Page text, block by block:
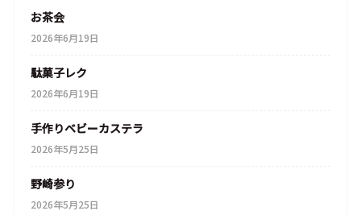
お茶会
2026年6月19日
駄菓子レク
2026年6月19日
手作りベビーカステラ
2026年5月25日
野崎参り
2026年5月25日